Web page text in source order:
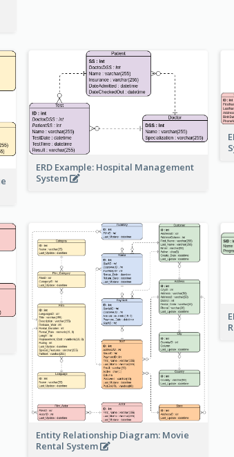
ERD Example: Hospital Management
System
Entity Relationship Diagram: Movie
Rental System